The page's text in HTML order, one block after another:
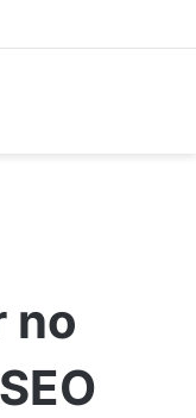
no